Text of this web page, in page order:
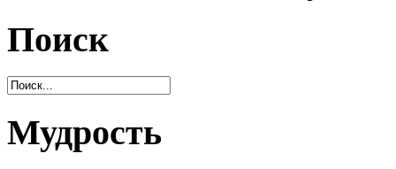
Поиск
Мудрость